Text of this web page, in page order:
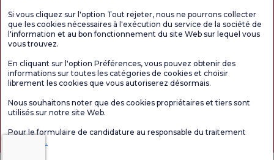
Le contenu de cette page est fourni à titre informatif uniquement. N'hésitez pas à
consulter votre médecin pour obtenir un diagnostic et un traitement.
07.08.2026
Si vous cliquez sur l'option Tout rejeter, nous ne pourrons collecter
que les cookies nécessaires à l'exécution du service de la société de
l'information et au bon fonctionnement du site Web sur lequel vous
vous trouvez.
En cliquant sur l'option Préférences, vous pouvez obtenir des
informations sur toutes les catégories de cookies et choisir
librement les cookies que vous autoriserez désormais.
Nous souhaitons noter que des cookies propriétaires et tiers sont
utilisés sur notre site Web.
Pour le formulaire de candidature au responsable du traitement
Cliquez ici.